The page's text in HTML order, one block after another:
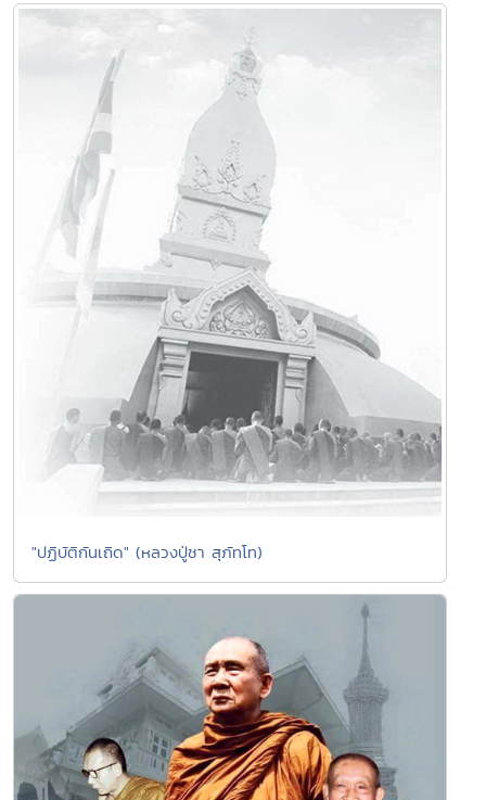
"ปฏิบัติกันเถิด" (หลวงปู่ชา สุภัทโท)